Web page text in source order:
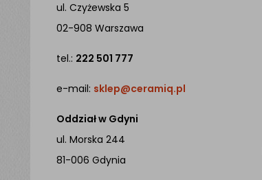
ul. Czyżewska 5
02-908 Warszawa
tel.: 222 501 777
e-mail: sklep@ceramiq.pl
Oddział w Gdyni
ul. Morska 244
81-006 Gdynia